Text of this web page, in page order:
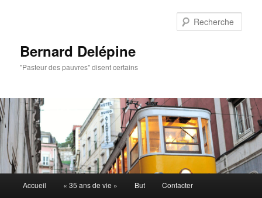
Bernard Delépine
"Pasteur des pauvres" disent certains
principal
Accueil « 35 ans de vie » But Contacter